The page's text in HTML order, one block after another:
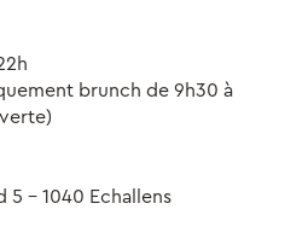
brunch de 9h30 à
5 - 1040 Echallens